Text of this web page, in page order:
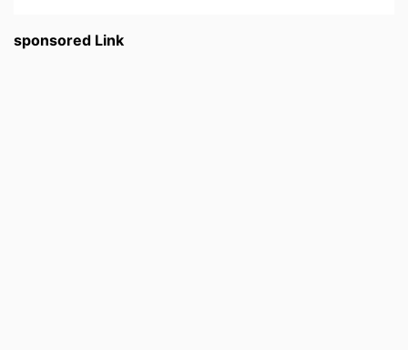
sponsored Link